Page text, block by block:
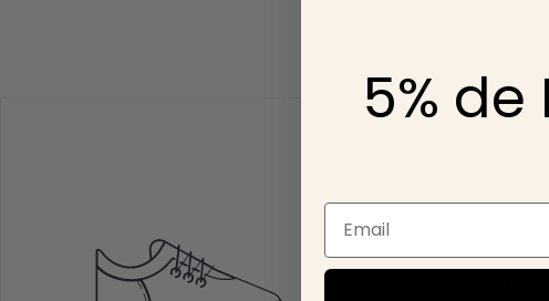
fraudulentas y cancelamos
5%
Email